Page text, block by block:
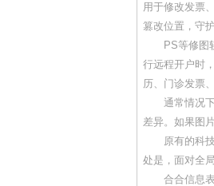
用于修改发票
篡改位置，守
PS等修图
行远程开户时
历、门诊发票
通常情况
差异。如果图
原有的科
处是，面对全
合合信息